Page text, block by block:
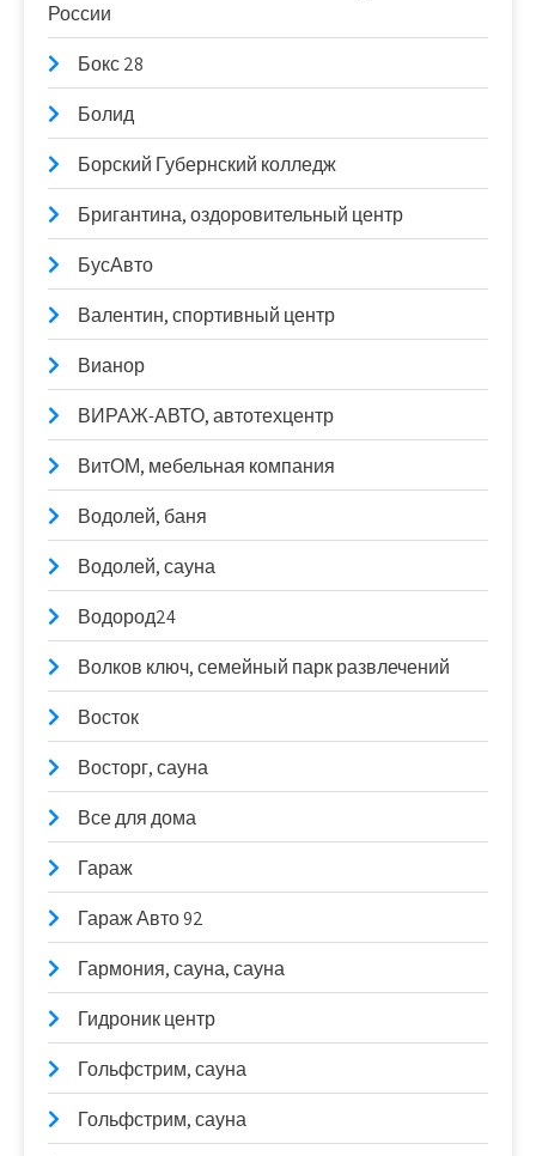
России
Бокс 28
Болид
Борский Губернский колледж
Бригантина, оздоровительный центр
БусАвто
Валентин, спортивный центр
Вианор
ВИРАЖ-АВТО, автотехцентр
ВитОМ, мебельная компания
Водолей, баня
Водолей, сауна
Водород24
Волков ключ, семейный парк развлечений
Восток
Восторг, сауна
Все для дома
Гараж
Гараж Авто 92
Гармония, сауна, сауна
Гидроник центр
Гольфстрим, сауна
Гольфстрим, сауна